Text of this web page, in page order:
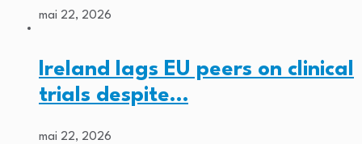
mai 22, 2026
Ireland lags EU peers on clinical
trials despite…
mai 22, 2026